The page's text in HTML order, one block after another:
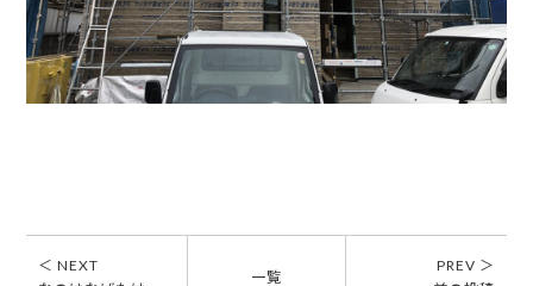
＜ NEXT
一覧
PREV ＞